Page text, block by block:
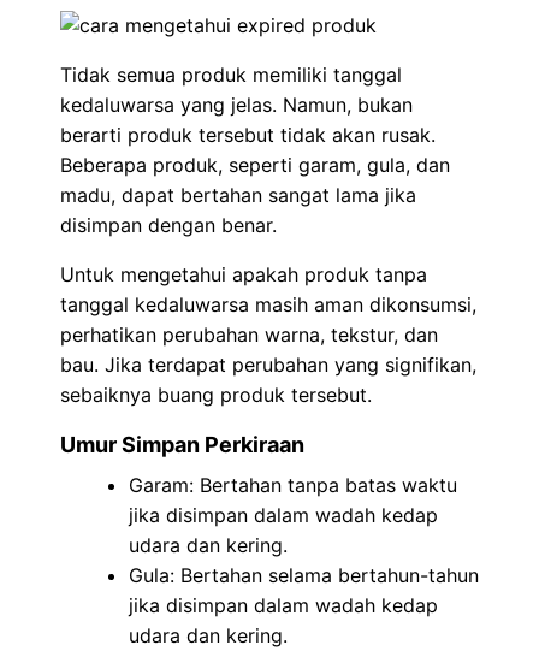
Tidak semua produk memiliki tanggal
kedaluwarsa yang jelas. Namun, bukan
berarti produk tersebut tidak akan rusak.
Beberapa produk, seperti garam, gula, dan
madu, dapat bertahan sangat lama jika
disimpan dengan benar.
Untuk mengetahui apakah produk tanpa
tanggal kedaluwarsa masih aman dikonsumsi,
perhatikan perubahan warna, tekstur, dan
bau. Jika terdapat perubahan yang signifikan,
sebaiknya buang produk tersebut.
Umur Simpan Perkiraan
Garam: Bertahan tanpa batas waktu
jika disimpan dalam wadah kedap
udara dan kering.
Gula: Bertahan selama bertahun-tahun
jika disimpan dalam wadah kedap
udara dan kering.